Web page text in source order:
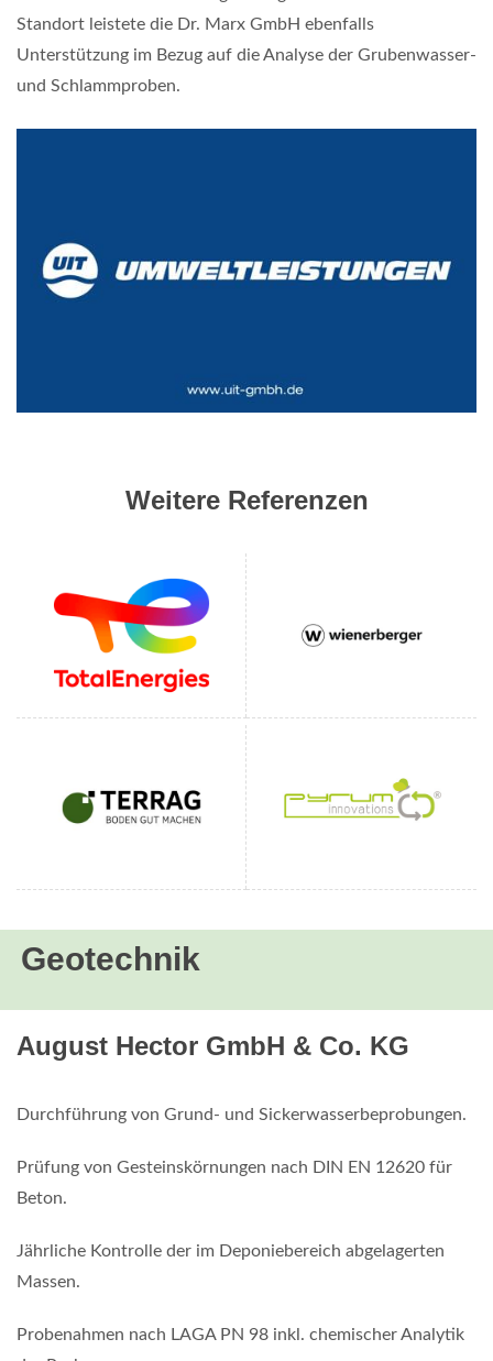
Standort leistete die Dr. Marx GmbH ebenfalls
Unterstützung im Bezug auf die Analyse der Grubenwasser-
und Schlammproben.
Weitere Referenzen
Geotechnik
August Hector GmbH & Co. KG
Durchführung von Grund- und Sickerwasserbeprobungen.
Prüfung von Gesteinskörnungen nach DIN EN 12620 für
Beton.
Jährliche Kontrolle der im Deponiebereich abgelagerten
Massen.
Probenahmen nach LAGA PN 98 inkl. chemischer Analytik